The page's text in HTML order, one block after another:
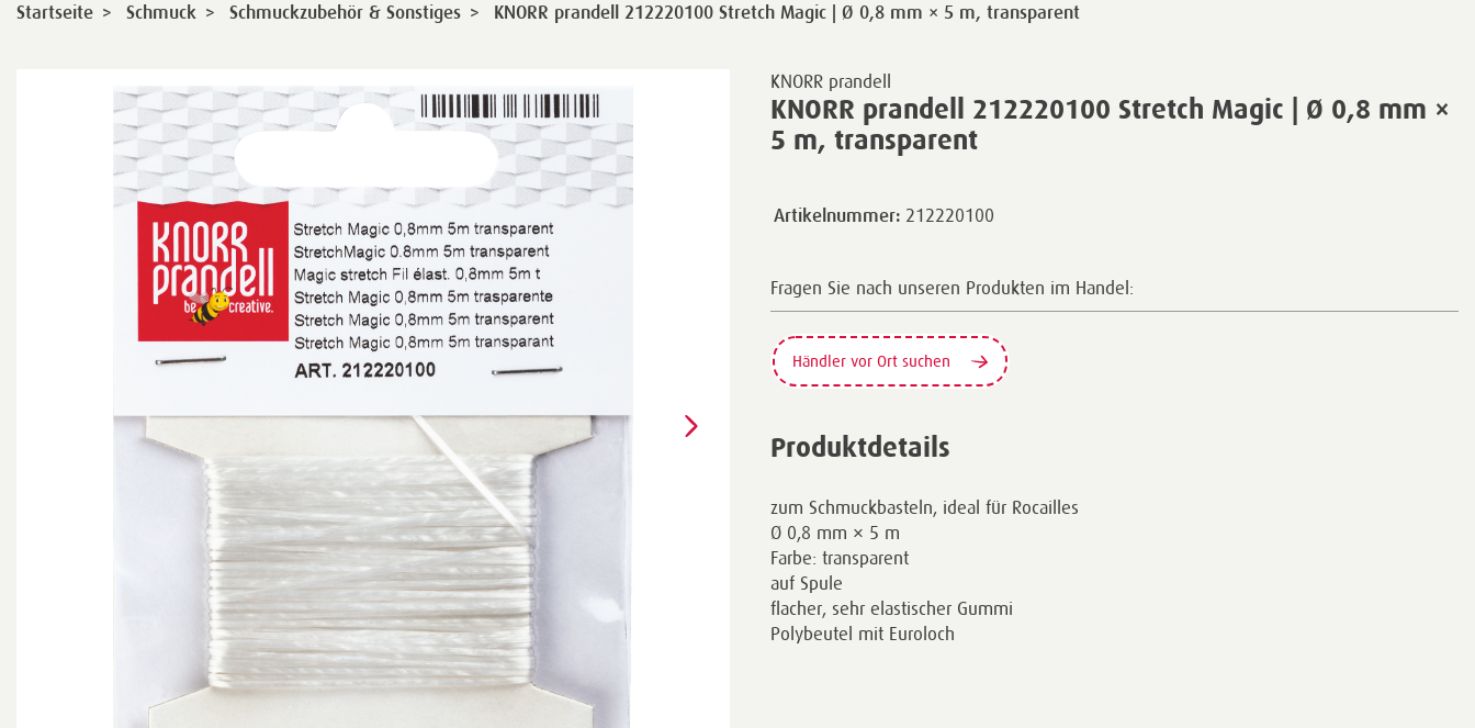
KNORR prandell
KNORR prandell 212220100 Stretch Magic | Ø 0,8 mm ×
5 m, transparent
Startseite > Schmuck > Schmuckzubehör & Sonstiges > KNORR prandell 212220100 Stretch Magic | Ø 0,8 mm × 5 m, transparent
Artikelnummer: 212220100
Fragen Sie nach unseren Produkten im Handel:
Händler vor Ort suchen
Produktdetails
zum Schmuckbasteln, ideal für Rocailles
Ø 0,8 mm × 5 m
Farbe: transparent
auf Spule
flacher, sehr elastischer Gummi
Polybeutel mit Euroloch